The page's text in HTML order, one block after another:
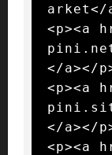
arket</
<p><a
</a></
<p><a
</a></
<p><a